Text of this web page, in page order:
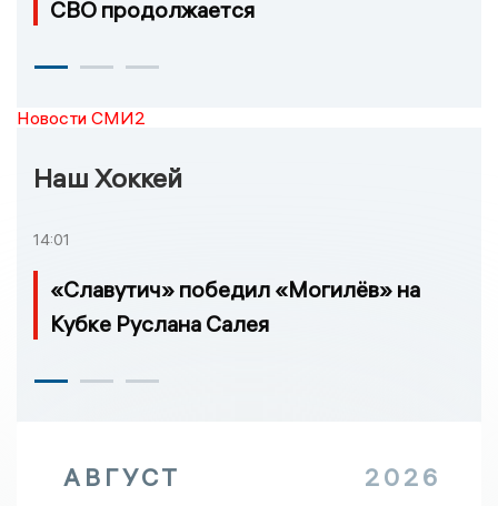
СВО продолжается
Новости СМИ2
Наш Хоккей
14:01
«Славутич» победил «Могилёв» на
Кубке Руслана Салея
АВГУСТ 2026